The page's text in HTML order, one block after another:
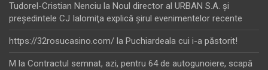
Tudorel-Cristian Nenciu la Noul director al URBAN S.A. şi
preşedintele CJ Ialomiţa explică şirul evenimentelor recente
https://32rosucasino.com/ la Puchiardeala cui i-a păstorit!
M la Contractul semnat, azi, pentru 64 de autogunoiere, scapă